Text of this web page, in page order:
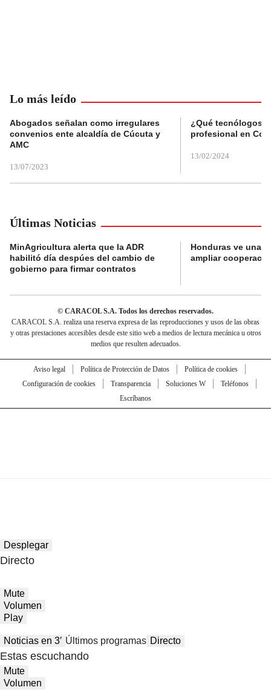
Lo más leído
Abogados señalan como irregulares
convenios ente alcaldía de Cúcuta y
AMC
13/07/2023
¿Qué tecnólogos
profesional en
13/02/2024
Últimas Noticias
MinAgricultura alerta que la ADR
habilitó día despúes del cambio de
gobierno para firmar contratos
Honduras ve una
ampliar
© CARACOL S.A. Todos los derechos reservados.
CARACOL S.A. realiza una reserva expresa de las reproducciones y usos de las obras
y otras prestaciones accesibles desde este sitio web a medios de lectura mecánica u otros
medios que resulten adecuados.
Aviso legal Política de Protección de Datos
Política de cookies
Configuración de cookies
Transparencia Soluciones W
Teléfonos
Escríbanos
Desplegar
Directo
Mute
Volumen
Play
Noticias en 3′ Últimos programas Directo
Estas escuchando
Mute
Volumen